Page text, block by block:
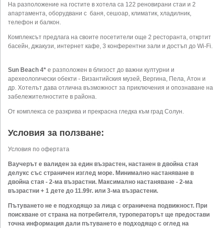
На разположение на гостите в хотела са 122 реновирани стаи и 2
апартамента, оборудвани с баня, сешоар, климатик, хладилник,
телефон и балкон.
Комплексът предлага на своите посетители още 2 ресторанта, откртит
басейн, джакузи, интернет кафе, 3 конферентни зали и достъп до Wi-Fi.
Sun Beach 4* e разположен в близост до важни културни и
арехеологически обекти - Византийския музей, Вергина, Пела, Атон и
др. Хотелът дава отлична възможност за приключения и опознаване на
забележителностите в района.
От комплекса се разкрива и прекрасна гледка към град Солун.
Условия за ползване:
Условия по офертата
Ваучерът е валиден за един възрастен, настанен в двойна стая
делукс със страничен изглед море. Минимално настаняване в
двойна стая - 2-ма възрастни. Максимално настаняване - 2-ма
възрастни + 1 дете до 11.99г. или 3-ма възрастени.
Пътуването не е подходящо за лица с ограничена подвижност. При
поискване от страна на потребителя, туроператорът ще предостави
точна информация дали пътуването е подходящо с оглед на